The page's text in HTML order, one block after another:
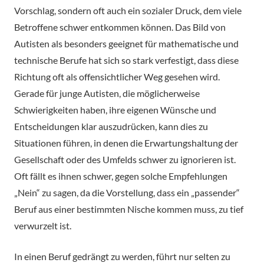
Vorschlag, sondern oft auch ein sozialer Druck, dem viele
Betroffene schwer entkommen können. Das Bild von
Autisten als besonders geeignet für mathematische und
technische Berufe hat sich so stark verfestigt, dass diese
Richtung oft als offensichtlicher Weg gesehen wird.
Gerade für junge Autisten, die möglicherweise
Schwierigkeiten haben, ihre eigenen Wünsche und
Entscheidungen klar auszudrücken, kann dies zu
Situationen führen, in denen die Erwartungshaltung der
Gesellschaft oder des Umfelds schwer zu ignorieren ist.
Oft fällt es ihnen schwer, gegen solche Empfehlungen
„Nein“ zu sagen, da die Vorstellung, dass ein „passender“
Beruf aus einer bestimmten Nische kommen muss, zu tief
verwurzelt ist.
In einen Beruf gedrängt zu werden, führt nur selten zu